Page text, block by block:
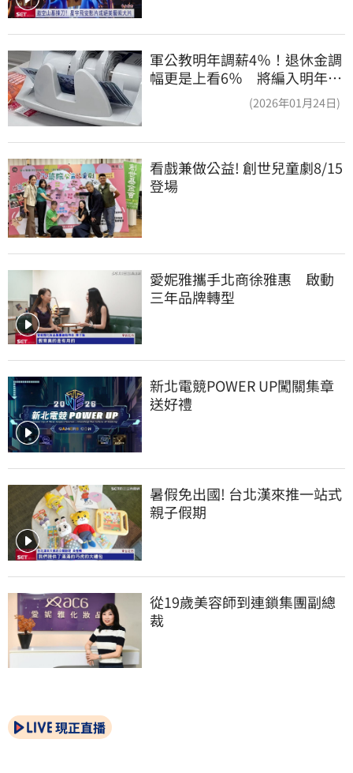
軍公教明年調薪4％！退休金調
幅更是上看6％ 將編入明年度
(2026年01月24日)
看戲兼做公益! 創世兒童劇8/15
登場
愛妮雅攜手北商徐雅惠　啟動
三年品牌轉型
新北電競POWER UP闖關集章
送好禮
暑假免出國! 台北漢來推一站式
親子假期
從19歲美容師到連鎖集團副總
裁
現正直播